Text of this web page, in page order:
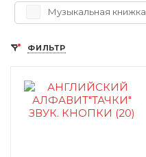
Музыкальная книжка
ФИЛЬТР